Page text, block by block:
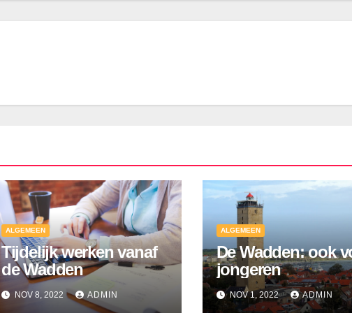
ALGEMEEN
Tijdelijk werken vanaf
de Wadden
NOV 8, 2022 ADMIN
ALGEMEEN
De Wadden: ook
jongeren
NOV 1, 2022 ADMIN